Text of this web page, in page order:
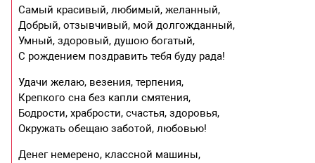
Самый красивый, любимый, желанный,
Добрый, отзывчивый, мой долгожданный,
Умный, здоровый, душою богатый,
С рождением поздравить тебя буду рада!
Удачи желаю, везения, терпения,
Крепкого сна без капли смятения,
Бодрости, храбрости, счастья, здоровья,
Окружать обещаю заботой, любовью!
Денег немерено, классной машины,